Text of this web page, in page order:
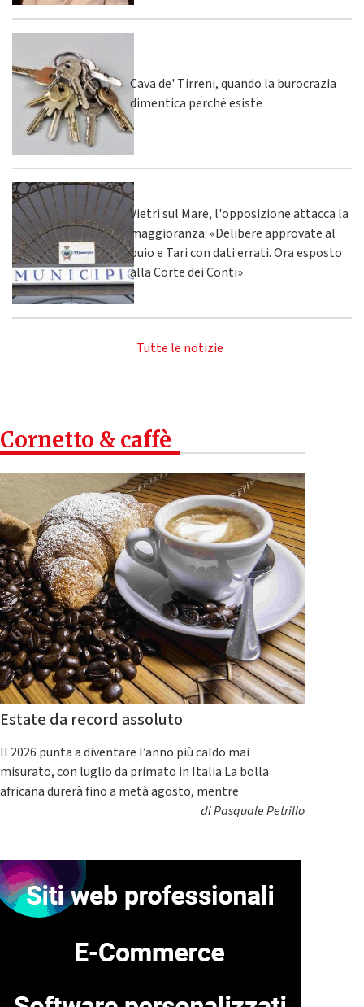
Cava de' Tirreni, quando la burocrazia
dimentica perché esiste
Vietri sul Mare, l'opposizione attacca la
maggioranza: «Delibere approvate al
buio e Tari con dati errati. Ora esposto
alla Corte dei Conti»
Tutte le notizie
Cornetto & caffè
Estate da record assoluto
Il 2026 punta a diventare l’anno più caldo mai
misurato, con luglio da primato in Italia.La bolla
africana durerà fino a metà agosto, mentre
diPasquale Petrillo